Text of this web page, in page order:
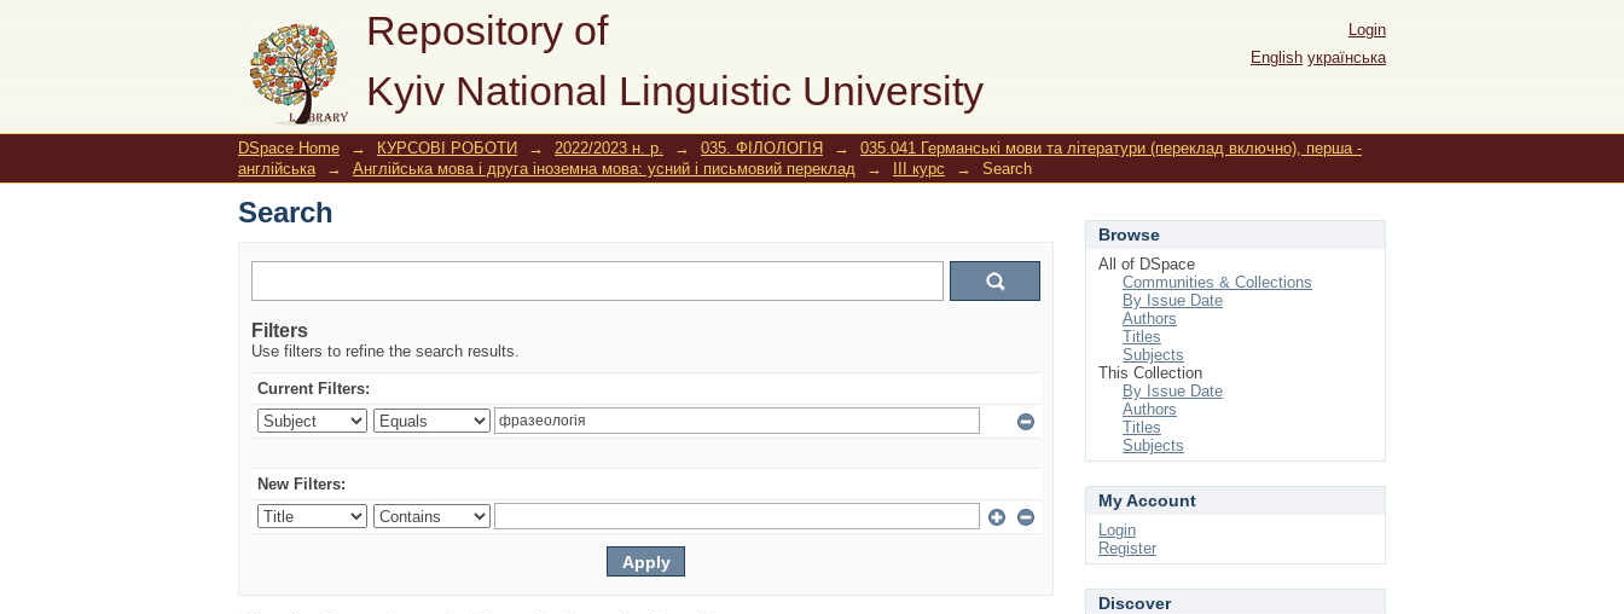
Repository of
Kyiv National Linguistic University
Search
Login
English українська
DSpace Home → КУРСОВІ РОБОТИ → 2022/2023 н. р. → 035. ФІЛОЛОГІЯ →
035.041 Германські мови та літератури (переклад включно), перша -
англійська
→ Англійська мова і друга іноземна мова: усний і письмовий переклад → ІІІ курс → Search
Search
Filters
Use filters to refine the search results.
Current Filters:
New Filters:
Browse
All of DSpace
Communities & Collections
By Issue Date
Authors
Titles
Subjects
This Collection
By Issue Date
Authors
Titles
Subjects
My Account
Login
Register
Discover